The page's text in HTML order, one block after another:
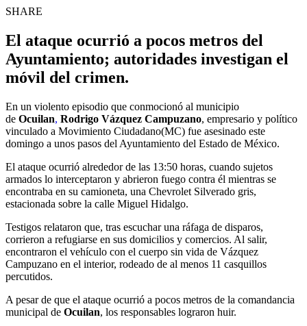
SHARE
El ataque ocurrió a pocos metros del
Ayuntamiento; autoridades investigan el
móvil del crimen.
En un violento episodio que conmocionó al municipio
de Ocuilan, Rodrigo Vázquez Campuzano, empresario y político
vinculado a Movimiento Ciudadano(MC) fue asesinado este
domingo a unos pasos del Ayuntamiento del Estado de México.
El ataque ocurrió alrededor de las 13:50 horas, cuando sujetos
armados lo interceptaron y abrieron fuego contra él mientras se
encontraba en su camioneta, una Chevrolet Silverado gris,
estacionada sobre la calle Miguel Hidalgo.
Testigos relataron que, tras escuchar una ráfaga de disparos,
corrieron a refugiarse en sus domicilios y comercios. Al salir,
encontraron el vehículo con el cuerpo sin vida de Vázquez
Campuzano en el interior, rodeado de al menos 11 casquillos
percutidos.
A pesar de que el ataque ocurrió a pocos metros de la comandancia
municipal de Ocuilan, los responsables lograron huir.